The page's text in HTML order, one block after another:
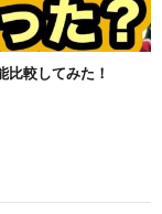
比較してみた！